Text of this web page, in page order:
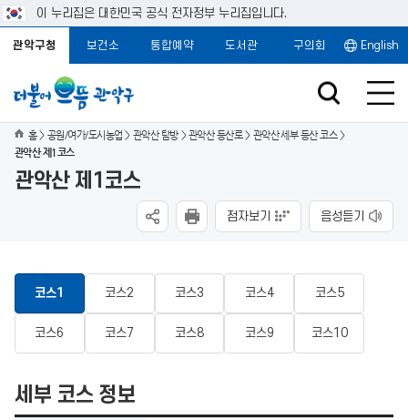
이 누리집은 대한민국 공식 전자정부 누리집입니다.
관악구청 보건소 통합예약 도서관 구의회 English
홈 공원/여가/도시농업 관악산 탐방 관악산 등산로
관악산 세부 등산 코스
관악산 제1코스
관악산 제1코스
점자보기 음성듣기
코스1 코스2 코스3 코스4 코스5
코스6 코스7 코스8 코스9 코스10
세부 코스 정보